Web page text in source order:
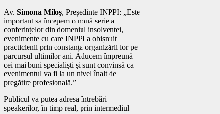
Av. Simona Miloș, Președinte INPPI: „Este
important sa începem o nouă serie a
conferințelor din domeniul insolventei,
evenimente cu care INPPI a obișnuit
practicienii prin constanța organizării lor pe
parcursul ultimilor ani. Aducem împreună
cei mai buni specialiști și sunt convinsă ca
evenimentul va fi la un nivel înalt de
pregătire profesională.”
Publicul va putea adresa întrebări
speakerilor, în timp real, prin intermediul